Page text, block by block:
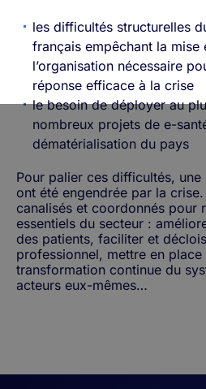
les difficultés structurelles
français empêchant la mise
l’organisation nécessaire
réponse efficace à la crise
le besoin de déployer au
nombreux projets de e-
dématérialisation du pays
Pour palier ces difficultés,
ont été engendrée par la
canalisés et coordonnés pour
essentiels du secteur :
des patients, faciliter et
professionnel, mettre en
transformation continue du
acteurs eux-mêmes…